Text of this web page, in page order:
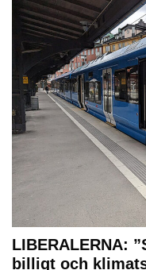
LIBERALERNA:
billigt och